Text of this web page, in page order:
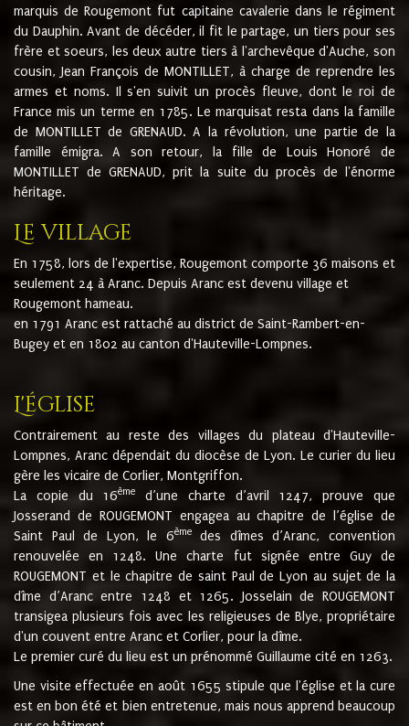
marquis de Rougemont fut capitaine cavalerie dans le régiment
du Dauphin. Avant de décéder, il fit le partage, un tiers pour ses
frère et soeurs, les deux autre tiers à l'archevêque d'Auche, son
cousin, Jean François de MONTILLET, à charge de reprendre les
armes et noms. Il s'en suivit un procès fleuve, dont le roi de
France mis un terme en 1785. Le marquisat resta dans la famille
de MONTILLET de GRENAUD. A la révolution, une partie de la
famille émigra. A son retour, la fille de Louis Honoré de
MONTILLET de GRENAUD, prit la suite du procès de l'énorme
héritage.
Le village
En 1758, lors de l'expertise, Rougemont comporte 36 maisons et
seulement 24 à Aranc. Depuis Aranc est devenu village et
Rougemont hameau.
en 1791 Aranc est rattaché au district de Saint-Rambert-en-
Bugey et en 1802 au canton d'Hauteville-Lompnes.
L'église
Contrairement au reste des villages du plateau d'Hauteville-
Lompnes, Aranc dépendait du diocèse de Lyon. Le curier du lieu
gère les vicaire de Corlier, Montgriffon.
La copie du 16ème
d’une charte d’avril 1247, prouve que
Josserand de ROUGEMONT engagea au chapitre de l’église de
Saint Paul de Lyon, le 6èmedes dîmes d’Aranc, convention
renouvelée en 1248. Une charte fut signée entre Guy de
ROUGEMONT et le chapitre de saint Paul de Lyon au sujet de la
dîme d’Aranc entre 1248 et 1265. Josselain de ROUGEMONT
transigea plusieurs fois avec les religieuses de Blye, propriétaire
d'un couvent entre Aranc et Corlier, pour la dîme.
Le premier curé du lieu est un prénommé Guillaume cité en 1263.
Une visite effectuée en août 1655 stipule que l'église et la cure
est en bon été et bien entretenue, mais nous apprend beaucoup